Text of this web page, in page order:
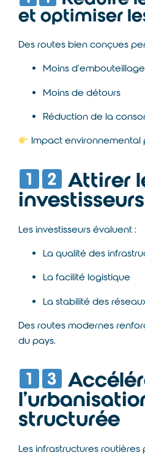
et optimiser
Des routes bien conçues
Moins
Moins de détours
Réduction de la
Impact environnemental
Attirer
Les investisseurs évaluent :
La qualité des
La facilité logistique
La stabilité des
Des routes modernes
du pays.
structurée
Les infrastructures routières